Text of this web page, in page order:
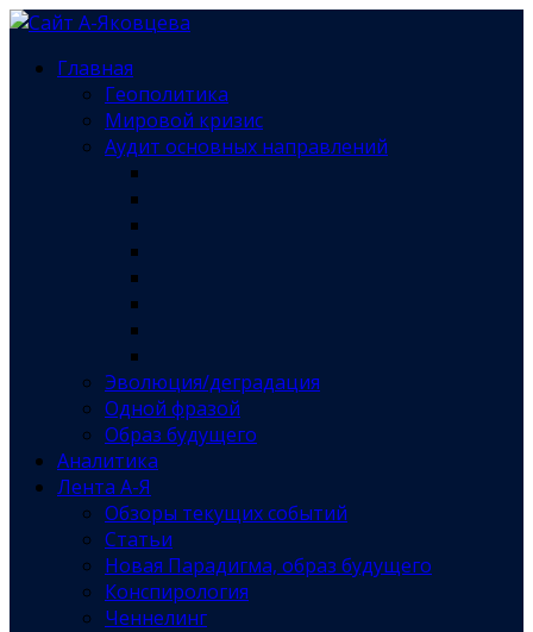
Главная
Геополитика
Мировой кризис
Аудит основных направлений
Эволюция/деградация
Одной фразой
Образ будущего
Аналитика
Лента А-Я
Обзоры текущих событий
Статьи
Новая Парадигма, образ будущего
Конспирология
Ченнелинг